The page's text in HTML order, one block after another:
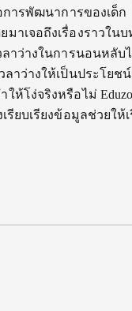
การพัฒนาการของเด็
าเจอถึงเรื่องราวใน
ว่างในการนอนหลับ
าว่างให้เป็นประโย
โง่จริงหรือไม่
ยบเรียงข้อมูลช่วยใ